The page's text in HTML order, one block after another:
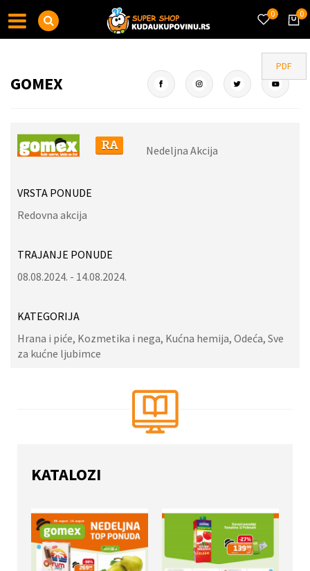
0
0
GOMEX
Nedeljna Akcija
PDF
VRSTA PONUDE
Redovna akcija
TRAJANJE PONUDE
08.08.2024. - 14.08.2024.
KATEGORIJA
Hrana i piće, Kozmetika i nega, Kućna hemija, Odeća, Sve
za kućne ljubimce
KATALOZI